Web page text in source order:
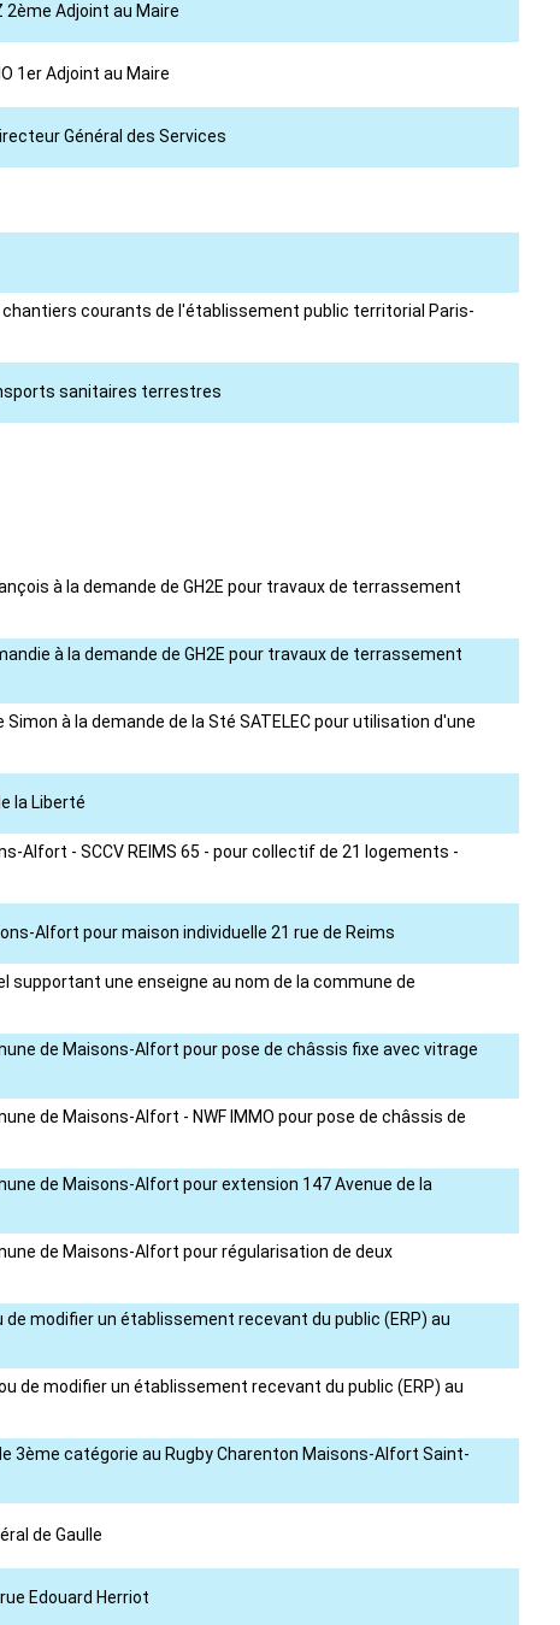
2ème Adjoint au Maire
1er Adjoint au Maire
Général des Services
courants de l'établissement public territorial Paris-
sanitaires terrestres
à la demande de GH2E pour travaux de terrassement
à la demande de GH2E pour travaux de terrassement
à la demande de la Sté SATELEC pour utilisation d'une
la Liberté
Alfort - SCCV REIMS 65 - pour collectif de 21 logements -
Alfort pour maison individuelle 21 rue de Reims
supportant une enseigne au nom de la commune de
de Maisons-Alfort pour pose de châssis fixe avec vitrage
de Maisons-Alfort - NWF IMMO pour pose de châssis de
de Maisons-Alfort pour extension 147 Avenue de la
de Maisons-Alfort pour régularisation de deux
modifier un établissement recevant du public (ERP) au
de modifier un établissement recevant du public (ERP) au
3ème catégorie au Rugby Charenton Maisons-Alfort Saint-
de Gaulle
Edouard Herriot